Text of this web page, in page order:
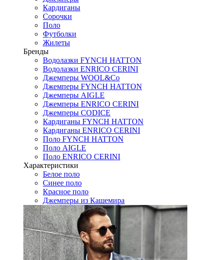
Кардиганы
Сорочки
Поло
Футболки
Жилеты
Бренды
Водолазки FYNCH HATTON
Водолазки ENRICO CERINI
Джемперы WOOL&Co
Джемперы FYNCH HATTON
Джемперы AIGLE
Джемперы ENRICO CERINI
Джемперы CODICE
Кардиганы FYNCH HATTON
Кардиганы ENRICO CERINI
Поло FYNCH HATTON
Поло AIGLE
Поло ENRICO CERINI
Характеристики
Белое поло
Синее поло
Красное поло
Джемперы из Кашемира